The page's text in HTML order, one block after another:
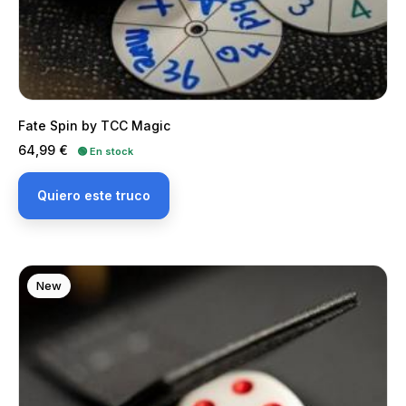
Fate Spin by TCC Magic
Precio
64,99 € 🟢 En stock
Quiero este truco
New